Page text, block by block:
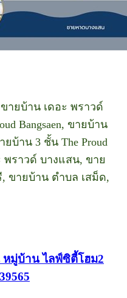
ขายบ้าน เดอะ พราวด์
Bangsaen, ขายบ้าน
บ้าน 3 ชั้น The Proud
พราวด์ บางแสน, ขาย
ขายบ้าน ตำบล เสม็ด,
หมู่บ้าน ไลฟ์ซิตี้โฮม2